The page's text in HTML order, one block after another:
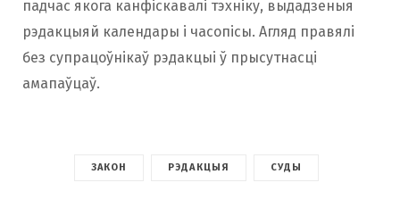
падчас якога канфіскавалі тэхніку, выдадзеныя
рэдакцыяй календары і часопісы. Агляд правялі
без супрацоўнікаў рэдакцыі ў прысутнасці
амапаўцаў.
ЗАКОН РЭДАКЦЫЯ СУДЫ